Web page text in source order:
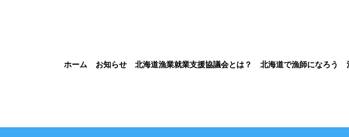
ホーム お知らせ 北海道漁業就業支援協議会とは？ 北海道で漁師になろう